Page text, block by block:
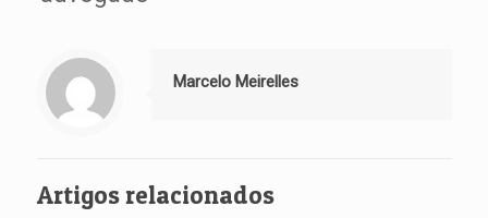
Marcelo Meirelles
Artigos relacionados